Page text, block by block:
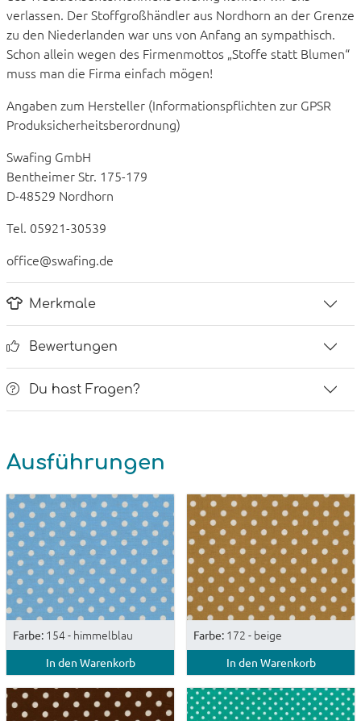
verlassen. Der Stoffgroßhändler aus Nordhorn an der Grenze
zu den Niederlanden war uns von Anfang an sympathisch.
Schon allein wegen des Firmenmottos „Stoffe statt Blumen“
muss man die Firma einfach mögen!
Angaben zum Hersteller (Informationspflichten zur GPSR
Produksicherheitsberordnung)
Swafing GmbH
Bentheimer Str. 175-179
D-48529 Nordhorn
Tel. 05921-30539
office@swafing.de
Merkmale
Bewertungen
Du hast Fragen?
Ausführungen
Farbe: 154 - himmelblau
In den Warenkorb
Farbe: 172 - beige
In den Warenkorb